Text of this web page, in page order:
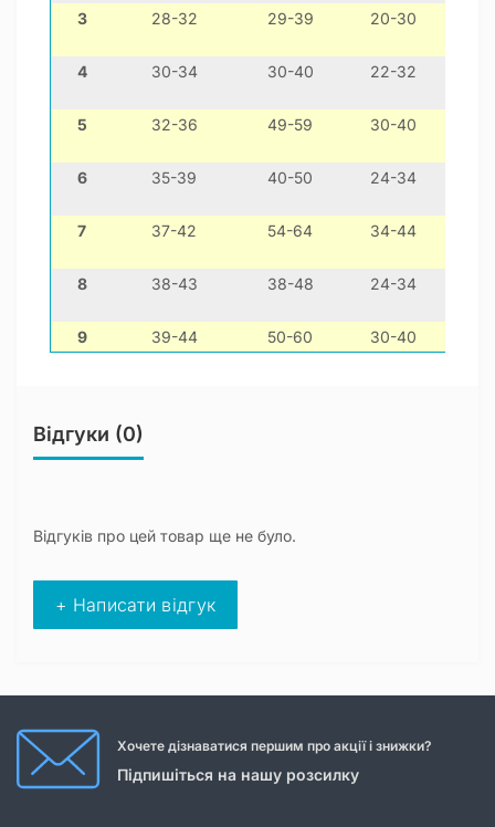
3 28-32 29-39 20-30
4 30-34 30-40 22-32
5 32-36 49-59 30-40
6 35-39 40-50 24-34
7 37-42 54-64 34-44
8 38-43 38-48 24-34
9 39-44 50-60 30-40
Відгуки (0)
Відгуків про цей товар ще не було.
+ Написати відгук
Хочете дізнаватися першим про акції і знижки?
Підпишіться на нашу розсилку